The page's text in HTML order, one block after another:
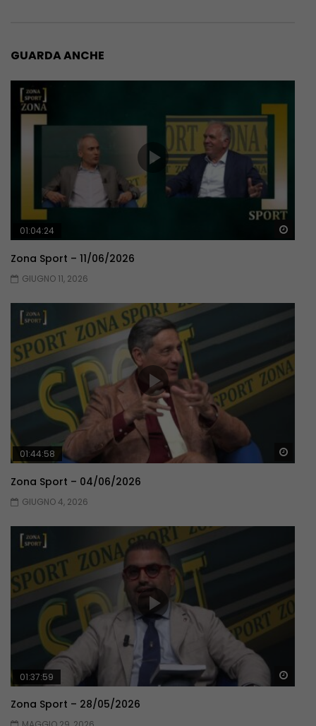
GUARDA ANCHE
01:04:24
Zona Sport – 11/06/2026
GIUGNO 11, 2026
01:44:58
Zona Sport – 04/06/2026
GIUGNO 4, 2026
01:37:59
Zona Sport – 28/05/2026